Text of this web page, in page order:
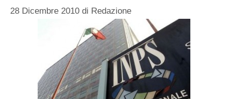
28 Dicembre 2010 di Redazione